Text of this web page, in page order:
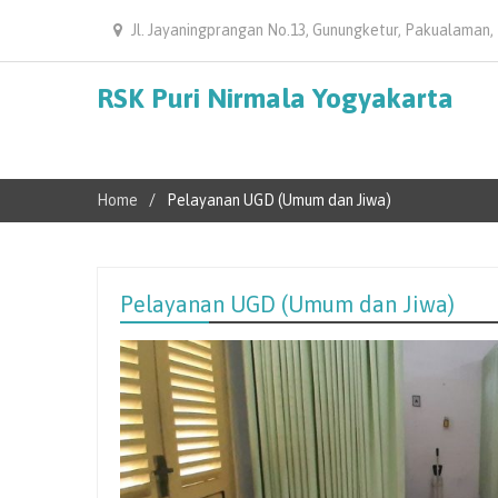
Jl. Jayaningprangan No.13, Gunungketur,
RSK Puri Nirmala Yogyakarta
Home Pelayanan UGD (Umum dan Jiwa)
Pelayanan UGD (Umum dan Jiwa)